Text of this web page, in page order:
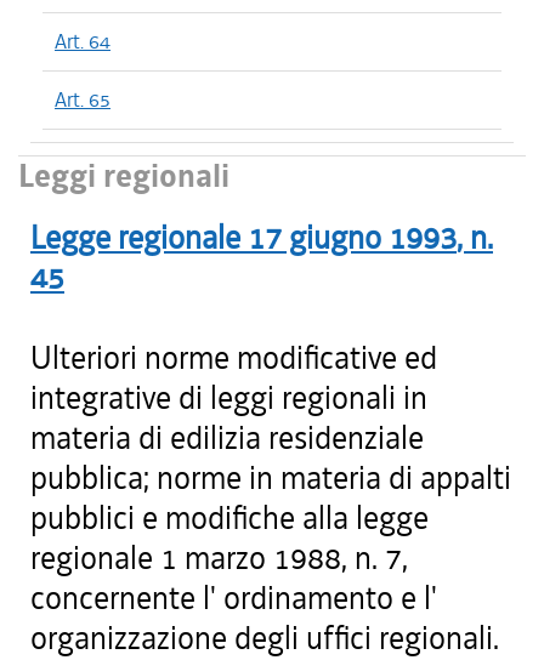
Art. 64
Art. 65
Leggi regionali
Legge regionale 17 giugno 1993, n.
45
Ulteriori norme modificative ed
integrative di leggi regionali in
materia di edilizia residenziale
pubblica; norme in materia di appalti
pubblici e modifiche alla legge
regionale 1 marzo 1988, n. 7,
concernente l' ordinamento e l'
organizzazione degli uffici regionali.